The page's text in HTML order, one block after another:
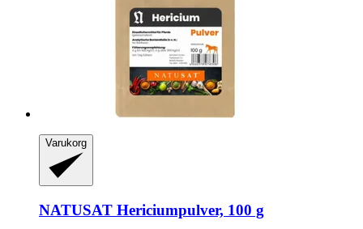
Varukorg
NATUSAT Hericiumpulver, 100 g